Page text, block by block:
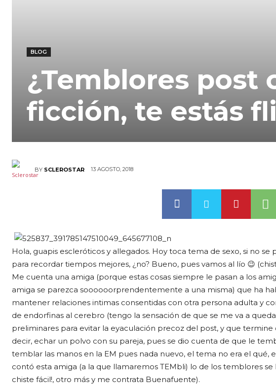
BLOG
¿Temblores post
ficción, te estás
BY SCLEROSTAR 13 AGOSTO, 2018
Hola, guapis escleróticos y allegados. Hoy toca tema de sexo, si no
para recordar tiempos mejores, ¿no? Bueno, pues vamos al lío 😉
Me cuenta una amiga (porque estas cosas siempre le pasan a los
amiga se parezca soooooorprendentemente a una misma) que ha
mantener relaciones intimas consentidas con otra persona adulta y
de endorfinas al cerebro (tengo la sensación de que se me va a
preliminares para evitar la eyaculación precoz del post, y que
decir, echar un polvo con su pareja, pues se dio cuenta de que le
temblar las manos en la EM pues nada nuevo, el tema no era el qué,
contó esta amiga (a la que llamaremos TEMbli) lo de los temblores se
chiste fácil!, otro más y me contrata Buenafuente).